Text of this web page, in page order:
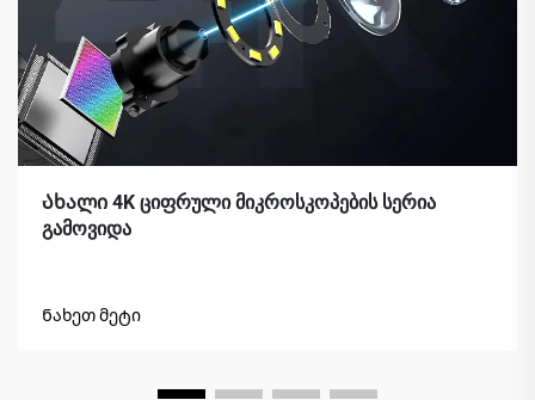
Ახალი 4K ციფრული მიკროსკოპების სერია
გამოვიდა
Ნახეთ მეტი